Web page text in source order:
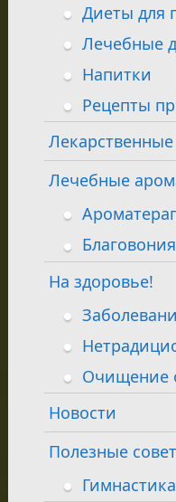
Диеты для
Лечебные
Напитки
Рецепты
Лечебные
Благовония
На здоровье!
Очищение
Новости
Полезные